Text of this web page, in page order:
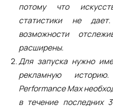
потому что
статистики не
возможности
расширены.
Для запуска нужно
рекламную
Performance Max
в течение последних